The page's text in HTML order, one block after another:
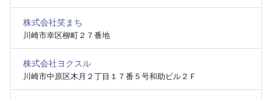
株式会社笑まち
川崎市幸区柳町２７番地
株式会社ヨクスル
川崎市中原区木月２丁目１７番５号和助ビル２Ｆ